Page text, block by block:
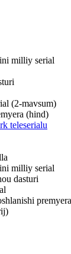
milliy serial
(2-mavsum)
(hind)
teleserialu
milliy serial
dasturi